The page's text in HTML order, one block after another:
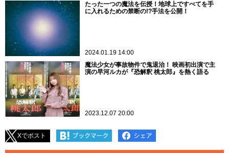
たった一つの魔法を伝授！地球上ですべてを手
に入れるための禁断の!?手法を公開！
2024.01.19 14:00
魔法少女が事故物件で鬼退治！ 映画初出演で主
演の早河ルカが『恐解釈 桃太郎』を熱く語る
2023.12.07 20:00
Xでポスト